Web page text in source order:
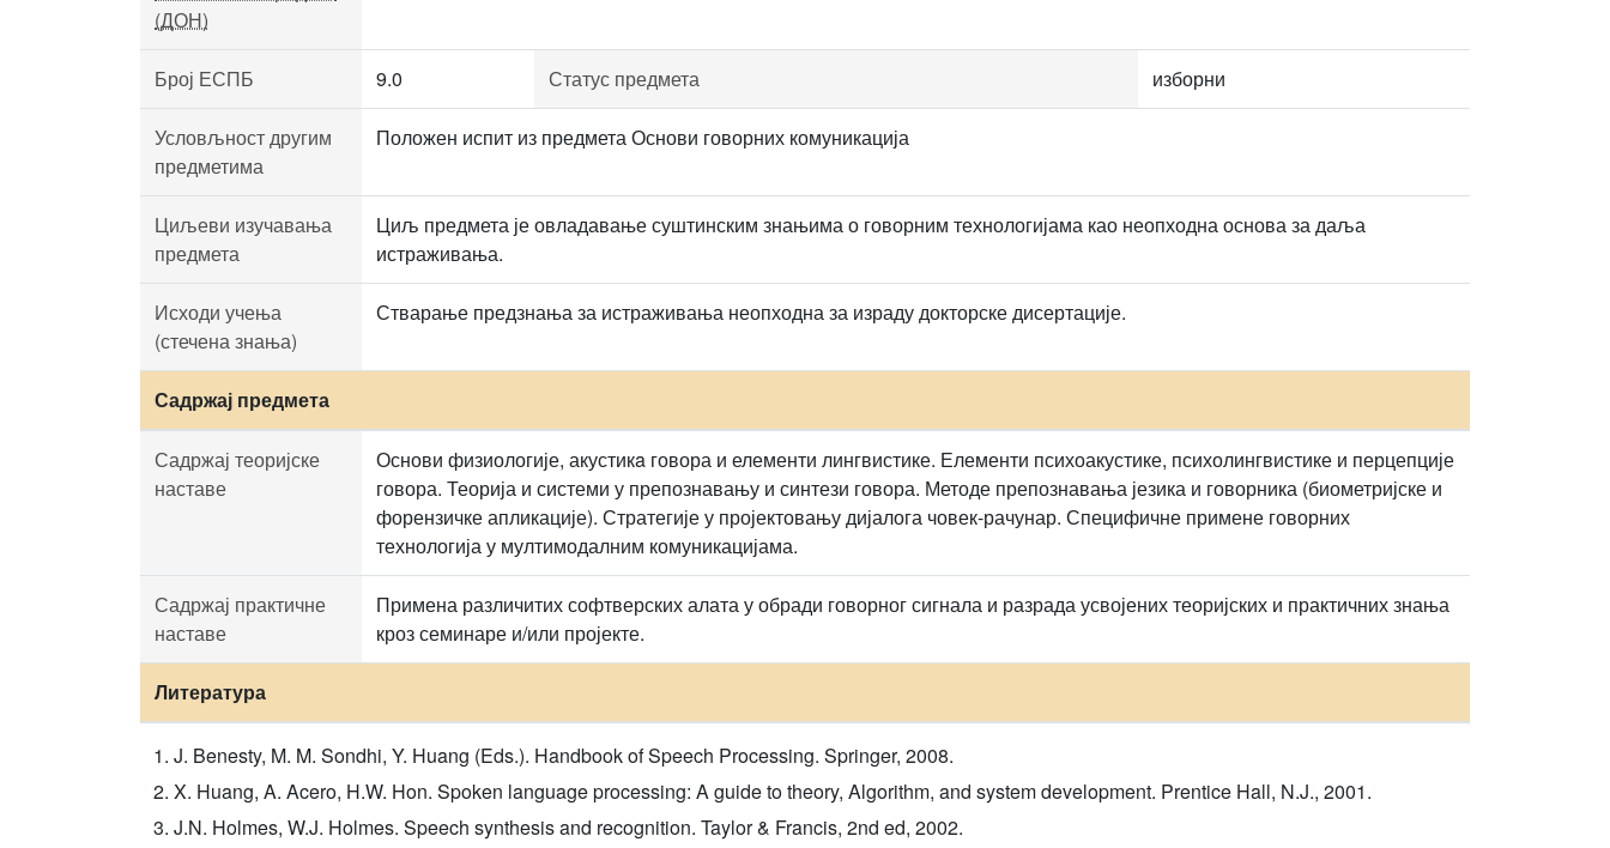
(ДОН)
Број ЕСПБ 9.0 Статус предмета изборни
Условљност другим
предметима
Положен испит из предмета Основи говорних комуникација
Циљеви изучавања
предмета
Циљ предмета је овладавање суштинским знањима о говорним технологијама као неопходна основа за даља
истраживања.
Исходи учења
(стечена знања)
Стварање предзнања за истраживања неопходна за израду докторске дисертације.
Садржај предмета
Садржај теоријске
наставе
Основи физиологије, акустикa говора и елементи лингвистике. Елементи психоакустике, психолингвистике и перцепције
говора. Теорија и системи у препознавању и синтези говора. Методе препознавања језика и говорника (биометријске и
форензичке апликације). Стратегије у пројектовању дијалога човек-рачунар. Специфичне примене говорних
технологија у мултимодалним комуникацијама.
Садржај практичне
наставе
Примена различитих софтверских алата у обради говорног сигнала и разрада усвојених теоријских и практичних знања
кроз семинаре и/или пројекте.
Литература
J. Benesty, M. M. Sondhi, Y. Huang (Eds.). Handbook of Speech Processing. Springer, 2008.
X. Huang, A. Acero, H.W. Hon. Spoken language processing: A guide to theory, Algorithm, and system development. Prentice Hall, N.J., 2001.
J.N. Holmes, W.J. Holmes. Speech synthesis and recognition. Taylor & Francis, 2nd ed, 2002.